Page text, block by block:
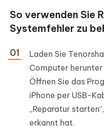
So verwenden Sie
Systemfehler zu
Laden Sie
Computer herunter
Öffnen Sie das
iPhone per USB-
„Reparatur
erkannt hat.